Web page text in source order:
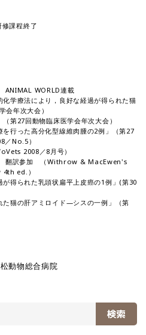
課程終了
ANIMAL WORLD連載
学療法により，良好な経過が得られた猫
会年次大会）
第27回動物臨床医学会年次大会）
行った高分化型線維肉腫の2例」（第27
／No.5）
2008／8月号）
翻訳参加 （Withrow & MacEwen's
ed.）
得られた乳頭状扁平上皮癌の1例」(第30
た猫の肝アミロイド―シスの一例」（第
動物総合病院
検索